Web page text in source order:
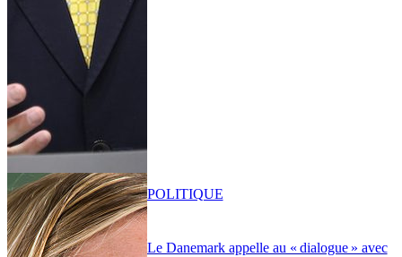
Le Danemark appelle au « dialogue » avec
POLITIQUE